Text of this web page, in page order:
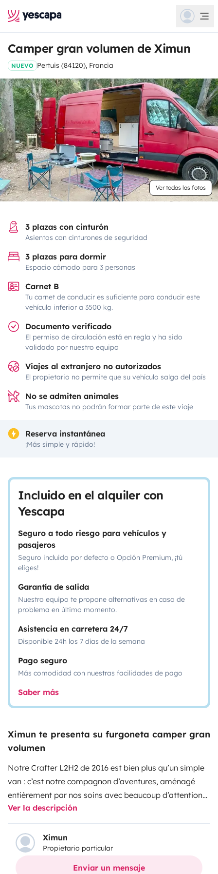
Camper gran volumen de Ximun
NUEVO Pertuis (84120), Francia
Ver todas las fotos
3 plazas con cinturón
Asientos con cinturones de seguridad
3 plazas para dormir
Espacio cómodo para 3 personas
Carnet B
Tu carnet de conducir es suficiente para conducir este
vehículo inferior a 3500 kg.
Documento verificado
El permiso de circulación está en regla y ha sido
validado por nuestro equipo
Viajes al extranjero no autorizados
El propietario no permite que su vehículo salga del país
No se admiten animales
Tus mascotas no podrán formar parte de este viaje
Reserva instantánea
¡Más simple y rápido!
Incluido en el alquiler con
Yescapa
Seguro a todo riesgo para vehículos y
pasajeros
Seguro incluido por defecto o Opción Premium, ¡tú
eliges!
Garantía de salida
Nuestro equipo te propone alternativas en caso de
problema en último momento.
Asistencia en carretera 24/7
Disponible 24h los 7 días de la semana
Pago seguro
Más comodidad con nuestras facilidades de pago
Saber más
Ximun te presenta su furgoneta camper gran
volumen
Notre Crafter L2H2 de 2016 est bien plus qu’un simple
van : c’est notre compagnon d’aventures, aménagé
entièrement par nos soins avec beaucoup d’attention
et pensé pour voyager confortablement, simplement
et en toute autonomieIl est idéal pour un road trip en
Provence, dans le Luberon, les Alpes du Sud, les
Gorges du Verdon ou en bord de mer.
Pertuis, au cœur du Luberon.
Le van peut accueillir
Ver la descripción
Ximun
Propietario particular
Enviar un mensaje